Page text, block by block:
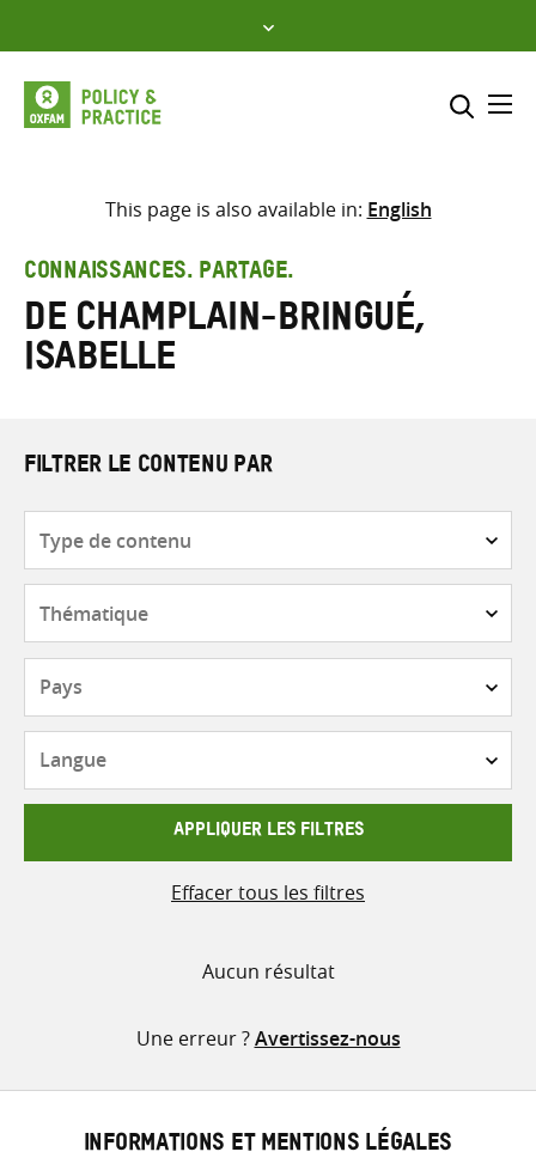
to
content
Sélectionner l’emplacement
Saisir
les
termes
This page is also available in: English
CONNAISSANCES. PARTAGE.
de Champlain-Bringué,
Isabelle
FILTRER LE CONTENU PAR
contenu
APPLIQUER LES FILTRES
Effacer tous les filtres
Aucun résultat
Une erreur ?Avertissez-nous
INFORMATIONS ET MENTIONS LÉGALES